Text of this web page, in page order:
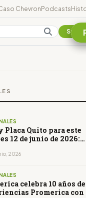
ChevronPodcasts
Placa Quito para este
12 de junio de 2026:
2026
celebra 10 años de
Promerica con